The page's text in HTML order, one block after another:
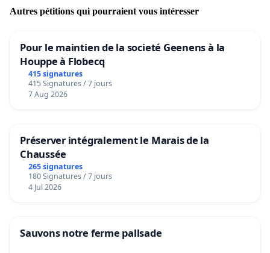
Autres pétitions qui pourraient vous intéresser
Pour le maintien de la societé Geenens à la
Houppe à Flobecq
415 signatures
415 Signatures / 7 jours
7 Aug 2026
Préserver intégralement le Marais de la
Chaussée
265 signatures
180 Signatures / 7 jours
4 Jul 2026
Sauvons notre ferme pallsade